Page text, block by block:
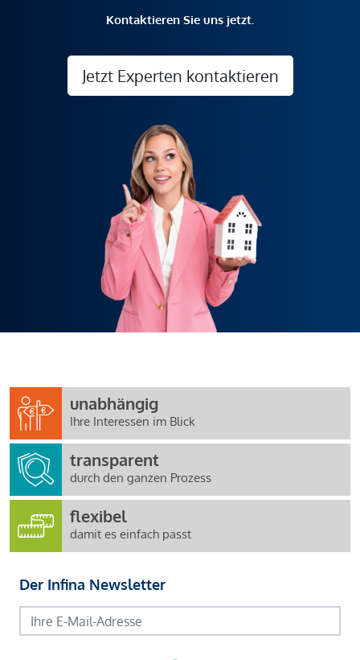
Kontaktieren Sie uns jetzt.
Jetzt Experten kontaktieren
unabhängig
Ihre Interessen im Blick
transparent
durch den ganzen Prozess
flexibel
damit es einfach passt
Der Infina Newsletter